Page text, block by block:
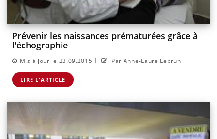
Prévenir les naissances prématurées grâce à
l'échographie
Mis à jour le 23.09.2015 | Par Anne-Laure Lebrun
LIRE L'ARTICLE